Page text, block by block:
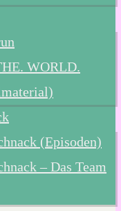
WORLD.
(Episoden)
– Das Team